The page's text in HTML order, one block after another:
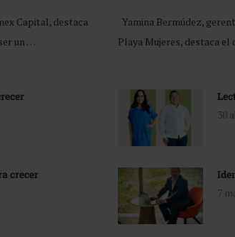
Capital, destaca
un …
Yamina Bermúdez,
Playa Mujeres, destaca
30
crecer
7